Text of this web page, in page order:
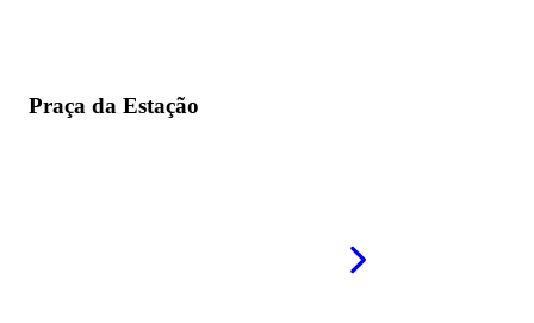
Praça da Estação